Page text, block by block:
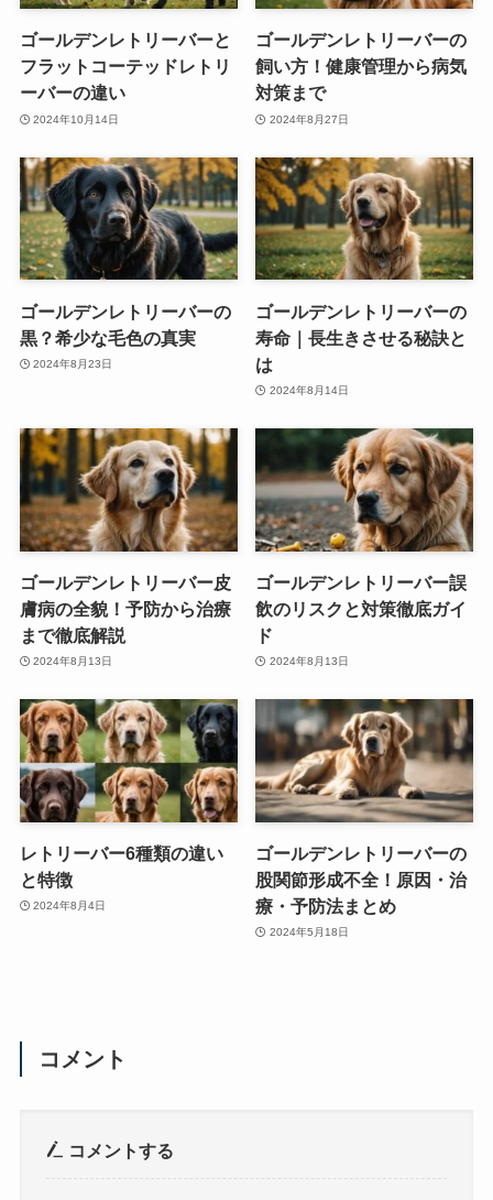
ゴールデンレトリーバーと
フラットコーテッドレトリ
ーバーの違い
2024年10月14日
ゴールデンレトリーバーの
飼い方！健康管理から病気
対策まで
2024年8月27日
ゴールデンレトリーバーの
黒？希少な毛色の真実
2024年8月23日
ゴールデンレトリーバーの
寿命｜長生きさせる秘訣と
は
2024年8月14日
ゴールデンレトリーバー皮
膚病の全貌！予防から治療
まで徹底解説
2024年8月13日
ゴールデンレトリーバー誤
飲のリスクと対策徹底ガイ
ド
2024年8月13日
レトリーバー6種類の違い
と特徴
2024年8月4日
ゴールデンレトリーバーの
股関節形成不全！原因・治
療・予防法まとめ
2024年5月18日
コメント
コメントする